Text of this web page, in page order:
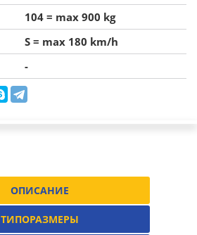
104 = max 900 kg
S = max 180 km/h
-
ОПИСАНИЕ
ТИПОРАЗМЕРЫ